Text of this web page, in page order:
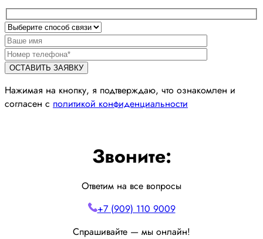
Нажимая на кнопку, я подтверждаю, что ознакомлен и
согласен с политикой конфиденциальности
Звоните:
Ответим на все вопросы
+7 (909) 110 9009
Спрашивайте — мы онлайн!